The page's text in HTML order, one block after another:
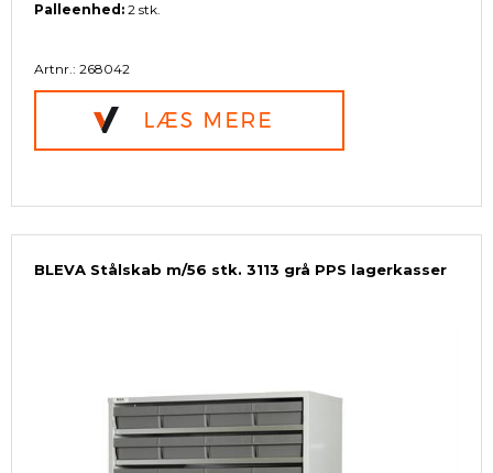
Palleenhed: 2 stk.
Artnr.: 268042
BLEVA Stålskab m/56 stk. 3113 grå PPS lagerkasser